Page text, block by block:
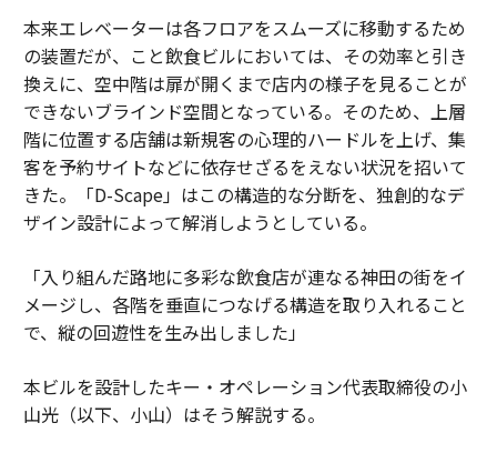
本来エレベーターは各フロアをスムーズに移動するため
の装置だが、こと飲食ビルにおいては、その効率と引き
換えに、空中階は扉が開くまで店内の様子を見ることが
できないブラインド空間となっている。そのため、上層
階に位置する店舗は新規客の心理的ハードルを上げ、集
客を予約サイトなどに依存せざるをえない状況を招いて
きた。「D-Scape」はこの構造的な分断を、独創的なデ
ザイン設計によって解消しようとしている。
「入り組んだ路地に多彩な飲食店が連なる神田の街をイ
メージし、各階を垂直につなげる構造を取り入れること
で、縦の回遊性を生み出しました」
本ビルを設計したキー・オペレーション代表取締役の小
山光（以下、小山）はそう解説する。